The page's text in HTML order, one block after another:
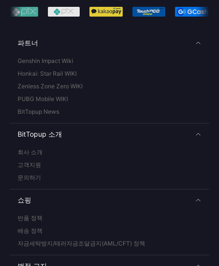
파트너
Genshin Impact Wiki
Honkai: Star Rail WIKI
Zenless Zone Zero WIKI
PUBG Mobile WIKI
BitTopup News
BitTopup 소개
회사 소개
고객지원
문의하기
쇼핑
반품 정책
배송 정책
자금세탁방지/테러자금조달금지(AML/CFT) 정책